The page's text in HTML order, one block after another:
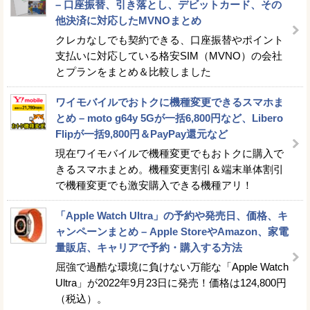
– 口座振替、引き落とし、デビットカード、その
他決済に対応したMVNOまとめ
クレカなしでも契約できる、口座振替やポイント
支払いに対応している格安SIM（MVNO）の会社
とプランをまとめ＆比較しました
ワイモバイルでおトクに機種変更できるスマホま
とめ – moto g64y 5Gが一括6,800円など、Libero
Flipが一括9,800円＆PayPay還元など
現在ワイモバイルで機種変更でもおトクに購入で
きるスマホまとめ。機種変更割引＆端末単体割引
で機種変更でも激安購入できる機種アリ！
「Apple Watch Ultra」の予約や発売日、価格、キ
ャンペーンまとめ – Apple StoreやAmazon、家電
量販店、キャリアで予約・購入する方法
屈強で過酷な環境に負けない万能な「Apple Watch
Ultra」が2022年9月23日に発売！価格は124,800円
（税込）。